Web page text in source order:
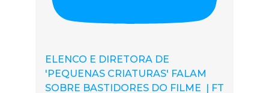
ELENCO E DIRETORA DE
'PEQUENAS CRIATURAS' FALAM
SOBRE BASTIDORES DO FILME | FT